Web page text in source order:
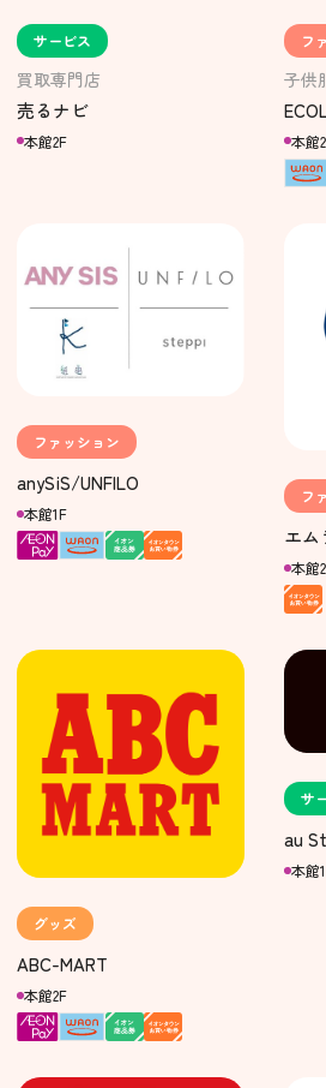
サービス
買取専門店
売るナビ
本館2F
フ
子供
本館
ファッション
anySiS/UNFILO
本館1F
フ
エム
本館
グッズ
ABC-MART
本館2F
サ
au
本館